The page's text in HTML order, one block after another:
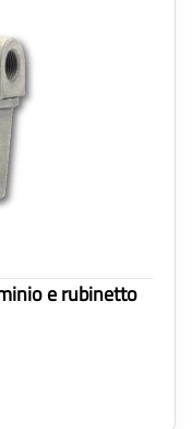
e rubinetto